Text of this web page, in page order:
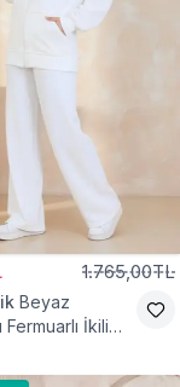
1.765,00TL
Beyaz
İkili